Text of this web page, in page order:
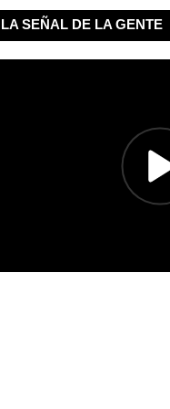
LA SEÑAL DE LA GENTE